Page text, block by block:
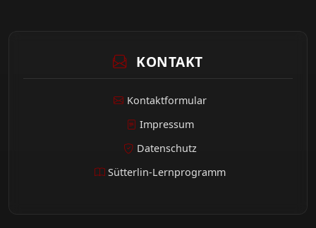
KONTAKT
Kontaktformular
Impressum
Datenschutz
Sütterlin-Lernprogramm